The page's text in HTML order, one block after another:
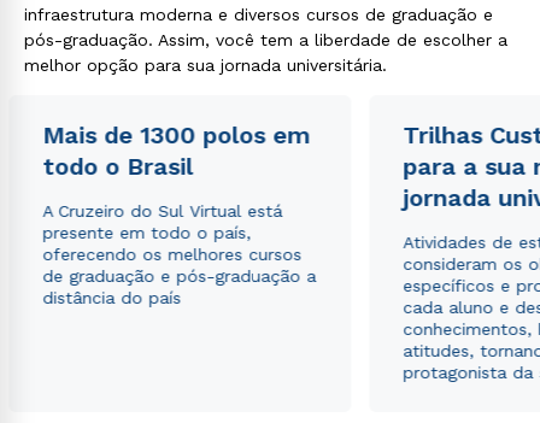
infraestrutura moderna e diversos cursos de graduação e
pós-graduação. Assim, você tem a liberdade de escolher a
melhor opção para sua jornada universitária.
Mais de 1300 polos em
todo o Brasil
A Cruzeiro do Sul Virtual está
presente em todo o país,
oferecendo os melhores cursos
de graduação e pós-graduação a
distância do país
Trilhas
para a sua
jornada
Atividades de
consideram os
específicos e
cada aluno e
conhecimentos,
atitudes,
protagonista da